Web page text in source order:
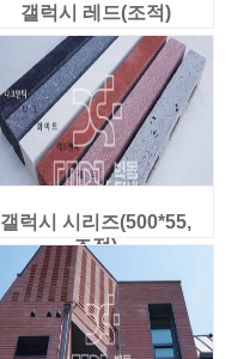
갤럭시 레드(조적)
갤럭시 시리즈(500*55,
조적)